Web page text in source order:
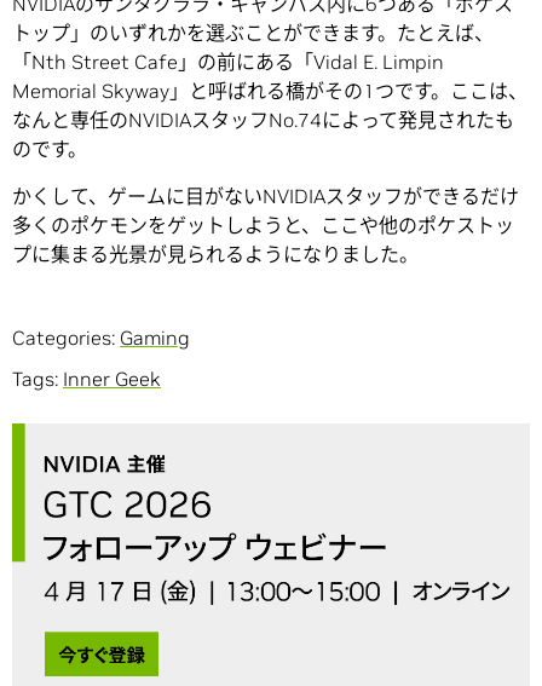
トップ」のいずれかを選ぶことができます。たとえば、
「Nth Street Cafe」の前にある「Vidal E. Limpin
Memorial Skyway」と呼ばれる橋がその1つです。ここは、
なんと専任のNVIDIAスタッフNo.74によって発見されたも
のです。
かくして、ゲームに目がないNVIDIAスタッフができるだけ
多くのポケモンをゲットしようと、ここや他のポケストッ
プに集まる光景が見られるようになりました。
Categories: Gaming
Tags: Inner Geek